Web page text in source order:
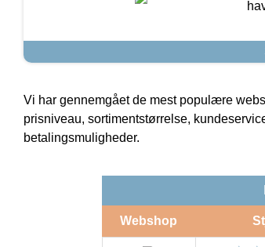
Vi har gennemgået de mest populære
prisniveau, sortimentstørrelse,
betalingsmuligheder.
Webshop